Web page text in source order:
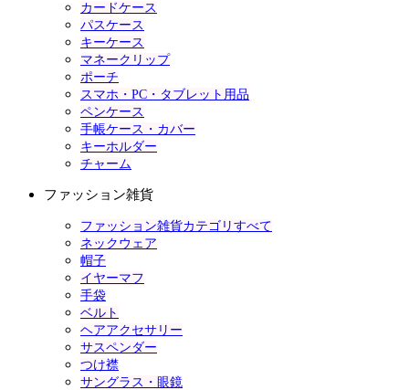
カードケース
パスケース
キーケース
マネークリップ
ポーチ
スマホ・PC・タブレット用品
ペンケース
手帳ケース・カバー
キーホルダー
チャーム
ファッション雑貨
ファッション雑貨カテゴリすべて
ネックウェア
帽子
イヤーマフ
手袋
ベルト
ヘアアクセサリー
サスペンダー
つけ襟
サングラス・眼鏡